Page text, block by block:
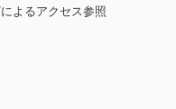
よるアクセス参照